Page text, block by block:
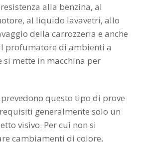
alla benzina, al
al liquido lavavetri, allo
della carrozzeria e anche
profumatore di ambienti a
mette in macchina per
questo tipo di prove
generalmente solo un
visivo. Per cui non si
cambiamenti di colore,